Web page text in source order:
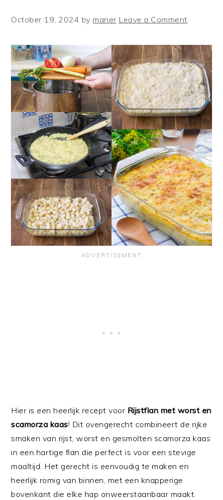
October 19, 2024 bymaner Leave a Comment
Hier is een heerlijk recept voor Rijstflan met worst en
scamorza kaas! Dit ovengerecht combineert de rijke
smaken van rijst, worst en gesmolten scamorza kaas
in een hartige flan die perfect is voor een stevige
maaltijd. Het gerecht is eenvoudig te maken en
heerlijk romig van binnen, met een knapperige
bovenkant die elke hap onweerstaanbaar maakt.